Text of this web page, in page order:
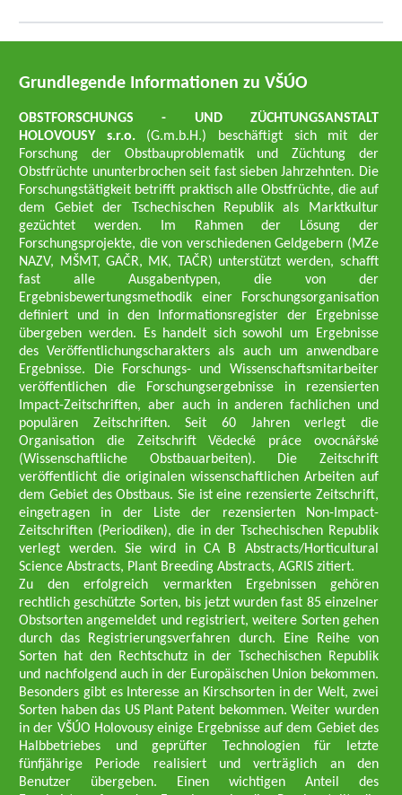
Grundlegende Informationen zu VŠÚO
OBSTFORSCHUNGS - UND ZÜCHTUNGSANSTALT
HOLOVOUSY s.r.o. (G.m.b.H.) beschäftigt sich mit der
Forschung der Obstbauproblematik und Züchtung der
Obstfrüchte ununterbrochen seit fast sieben Jahrzehnten. Die
Forschungstätigkeit betrifft praktisch alle Obstfrüchte, die auf
dem Gebiet der Tschechischen Republik als Marktkultur
gezüchtet werden. Im Rahmen der Lösung der
Forschungsprojekte, die von verschiedenen Geldgebern (MZe
NAZV, MŠMT, GAČR, MK, TAČR) unterstützt werden, schafft
fast alle Ausgabentypen, die von der
Ergebnisbewertungsmethodik einer Forschungsorganisation
definiert und in den Informationsregister der Ergebnisse
übergeben werden. Es handelt sich sowohl um Ergebnisse
des Veröffentlichungscharakters als auch um anwendbare
Ergebnisse. Die Forschungs- und Wissenschaftsmitarbeiter
veröffentlichen die Forschungsergebnisse in rezensierten
Impact-Zeitschriften, aber auch in anderen fachlichen und
populären Zeitschriften. Seit 60 Jahren verlegt die
Organisation die Zeitschrift Vědecké práce ovocnářské
(Wissenschaftliche Obstbauarbeiten). Die Zeitschrift
veröffentlicht die originalen wissenschaftlichen Arbeiten auf
dem Gebiet des Obstbaus. Sie ist eine rezensierte Zeitschrift,
eingetragen in der Liste der rezensierten Non-Impact-
Zeitschriften (Periodiken), die in der Tschechischen Republik
verlegt werden. Sie wird in CA B Abstracts/Horticultural
Science Abstracts, Plant Breeding Abstracts, AGRIS zitiert.
Zu den erfolgreich vermarkten Ergebnissen gehören
rechtlich geschützte Sorten, bis jetzt wurden fast 85 einzelner
Obstsorten angemeldet und registriert, weitere Sorten gehen
durch das Registrierungsverfahren durch. Eine Reihe von
Sorten hat den Rechtschutz in der Tschechischen Republik
und nachfolgend auch in der Europäischen Union bekommen.
Besonders gibt es Interesse an Kirschsorten in der Welt, zwei
Sorten haben das US Plant Patent bekommen. Weiter wurden
in der VŠÚO Holovousy einige Ergebnisse auf dem Gebiet des
Halbbetriebes und geprüfter Technologien für letzte
fünfjährige Periode realisiert und verträglich an den
Benutzer übergeben. Einen wichtigen Anteil des